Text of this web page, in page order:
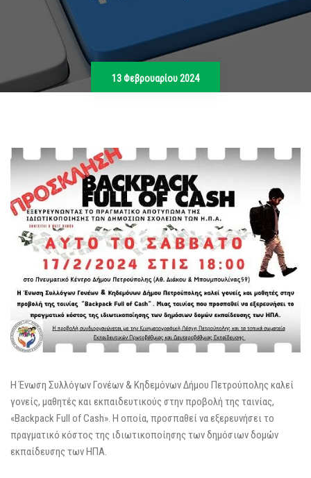
13 Φεβρουαρίου 2024
Η Ένωση Συλλόγων Γονέων & Κηδεμόνων Δήμου Πετρούπολης καλεί
γονείς, μαθητές και εκπαιδευτικούς στην προβολή της ταινίας,
«Backpack Full of Cash». Η οποία, προσπαθεί να εξερευνήσει το
πραγματικό κόστος της ιδιωτικοποίησης των δημόσιων δομών
εκπαίδευσης των ΗΠΑ.